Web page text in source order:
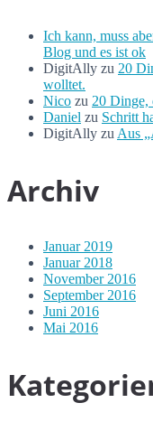
Ich kann, muss
Blog und es ist ok
DigitAlly zu 20
wolltet.
Nico zu 20 Dinge,
Daniel zu Schritt
DigitAlly zu Aus
Archiv
Januar 2019
Januar 2018
November 2016
September 2016
Juni 2016
Mai 2016